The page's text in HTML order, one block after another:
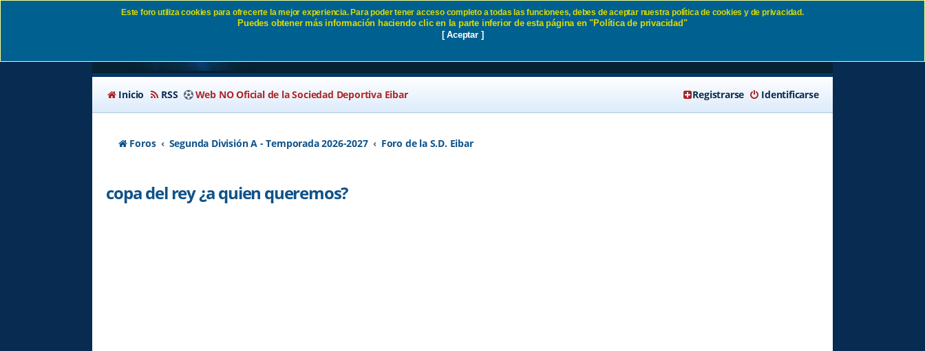
copa del rey ¿a quien queremos? SD Eibar
Inicio RSS Web NO Oficial de la Sociedad Deportiva Eibar Identificarse
Registrarse
Foros Segunda División A - Temporada 2026-2027 Foro de la S.D. Eibar
copa del rey ¿a quien queremos?
Este foro utiliza cookies para ofrecerte la mejor experiencia. Para poder tener acceso completo a todas las funcionees, debes de aceptar nuestra política de cookies y de privacidad.
Puedes obtener más información haciendo clic en la parte inferior de esta página en "Política de privacidad"
[ Aceptar ]